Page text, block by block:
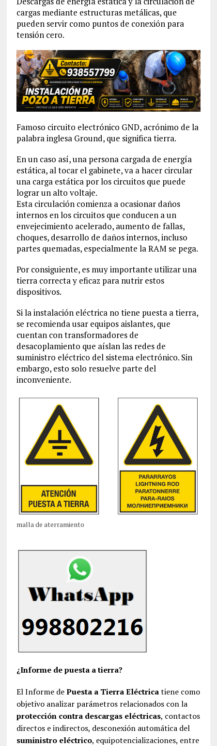
cargas mediante estructuras metálicas, que
pueden servir como puntos de conexión para
tensión cero.
Famoso circuito electrónico GND, acrónimo de la
palabra inglesa Ground, que significa tierra.
En un caso así, una persona cargada de energía
estática, al tocar el gabinete, va a hacer circular
una carga estática por los circuitos que puede
lograr un alto voltaje.
Esta circulación comienza a ocasionar daños
internos en los circuitos que conducen a un
envejecimiento acelerado, aumento de fallas,
choques, desarrollo de daños internos, incluso
partes quemadas, especialmente la RAM se pega.
Por consiguiente, es muy importante utilizar una
tierra correcta y eficaz para nutrir estos
dispositivos.
Si la instalación eléctrica no tiene puesta a tierra,
se recomienda usar equipos aislantes, que
cuentan con transformadores de
desacoplamiento que aíslan las redes de
suministro eléctrico del sistema electrónico. Sin
embargo, esto solo resuelve parte del
inconveniente.
malla de aterramiento
¿Informe de puesta a tierra?
El Informe dePuesta a Tierra Eléctricatiene como
objetivo analizar parámetros relacionados con la
protección contra descargas eléctricas, contactos
directos e indirectos, desconexión automática del
suministro eléctrico, equipotencializaciones, entre